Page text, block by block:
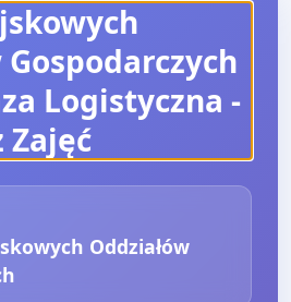
Gospodarczych
Logistyczna -
Zajęć
Oddziałów